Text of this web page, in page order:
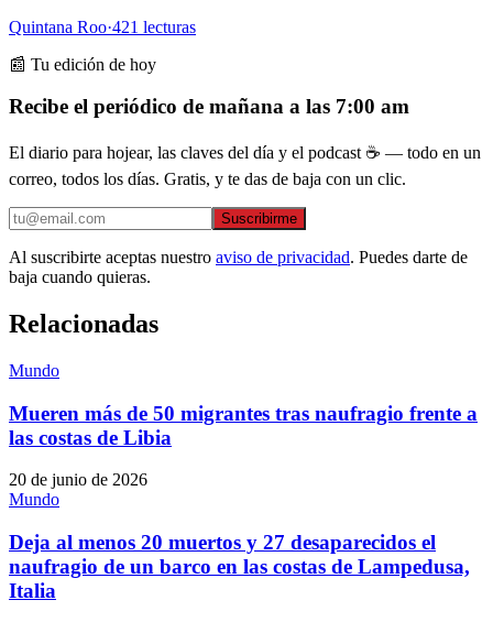
Quintana Roo·421 lecturas
📰 Tu edición de hoy
Recibe el periódico de mañana a las 7:00 am
El diario para hojear, las claves del día y el podcast ☕ — todo en un
correo, todos los días. Gratis, y te das de baja con un clic.
Suscribirme
Al suscribirte aceptas nuestro aviso de privacidad. Puedes darte de
baja cuando quieras.
Relacionadas
Mundo
Mueren más de 50 migrantes tras naufragio frente a
las costas de Libia
20 de junio de 2026
Mundo
Deja al menos 20 muertos y 27 desaparecidos el
naufragio de un barco en las costas de Lampedusa,
Italia